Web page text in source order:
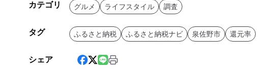
カテゴリ グルメ ライフスタイル 調査
タグ ふるさと納税 ふるさと納税ナビ 泉佐野市 還元率
シェア